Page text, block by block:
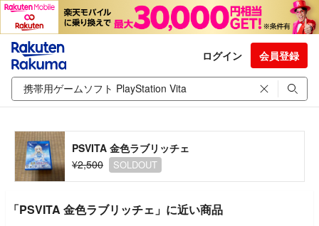
ログイン 会員登録
PSVITA 金色ラブリッチェ
¥2,500
SOLDOUT
「PSVITA 金色ラブリッチェ」に近い商品